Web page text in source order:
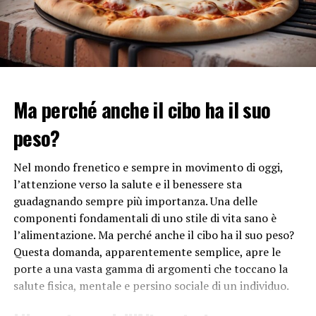
Quando si scatenato epidemie dovute alla presenza di
virussi deve evitare che allo stesso virus siano dati
nomi diversi . Nei primi momenti nell’ambiente medico
il Covid-19 veniva indicato come 2019-nCoV, mentre
a definirlo virus cinese, una denominazione
potenzialmente razzista.
Anche in passato
provocato allarmi e paurecome l’influenza suina, che
non contagiava questi animali ma solo le persone, ma
che provocò una eliminazione totale dei maiali sul
territorio dell’Egitto.
Leggi ancheperchè si dice quarantena
RELATED TOPICS: PANDEMIA
Ma perché anche il cibo ha il suo
peso?
Nel mondo frenetico e sempre in movimento di oggi,
l’attenzione verso la salute e il benessere sta
guadagnando sempre più importanza. Una delle
componenti fondamentali di uno stile di vita sano è
l’alimentazione. Ma perché anche il cibo ha il suo peso?
Questa domanda, apparentemente semplice, apre le
porte a una vasta gamma di argomenti che toccano la
salute fisica, mentale e persino sociale di un individuo.